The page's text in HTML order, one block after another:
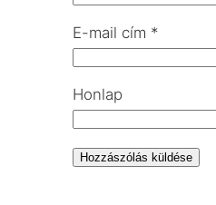
E-mail cím *
Honlap